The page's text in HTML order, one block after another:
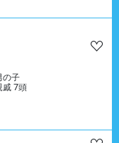
の子
戚 7頭